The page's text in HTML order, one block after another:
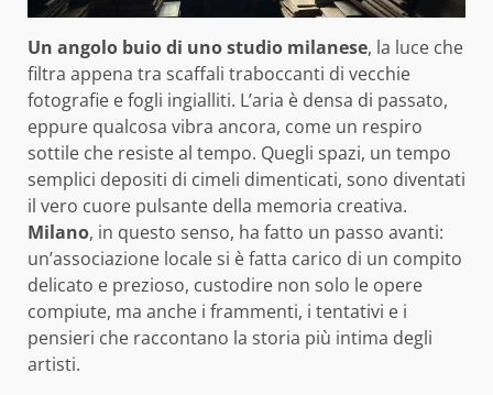
Un angolo buio di uno studio milanese, la luce che
filtra appena tra scaffali traboccanti di vecchie
fotografie e fogli ingialliti. L’aria è densa di passato,
eppure qualcosa vibra ancora, come un respiro
sottile che resiste al tempo. Quegli spazi, un tempo
semplici depositi di cimeli dimenticati, sono diventati
il vero cuore pulsante della memoria creativa.
Milano, in questo senso, ha fatto un passo avanti:
un’associazione locale si è fatta carico di un compito
delicato e prezioso, custodire non solo le opere
compiute, ma anche i frammenti, i tentativi e i
pensieri che raccontano la storia più intima degli
artisti.